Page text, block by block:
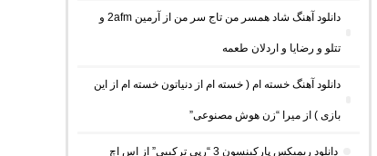
دانلود آهنگ شاد همسر من تاج سر من از آرمین 2afm و
تتلو و رضایا و اردلان طعمه
دانلود آهنگ خسته ام ( خسته ام از دنیاتون خسته ام از این
بازی ) از میرا “زن هوش مصنوعی”
دانلود ریمیکس پارکینسون 3 “رپی ترکیبی” از اس اچ